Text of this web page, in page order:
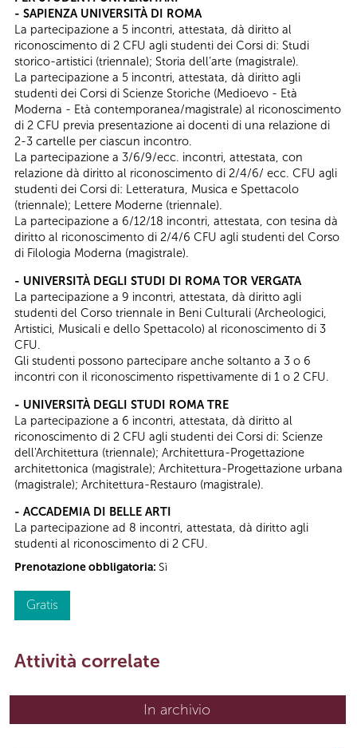
- SAPIENZA UNIVERSITÀ DI ROMA
La partecipazione a 5 incontri, attestata, dà diritto al
riconoscimento di 2 CFU agli studenti dei Corsi di: Studi
storico-artistici (triennale); Storia dell’arte (magistrale).
La partecipazione a 5 incontri, attestata, dà diritto agli
studenti dei Corsi di Scienze Storiche (Medioevo - Età
Moderna - Età contemporanea/magistrale) al riconoscimento
di 2 CFU previa presentazione ai docenti di una relazione di
2-3 cartelle per ciascun incontro.
La partecipazione a 3/6/9/ecc. incontri, attestata, con
relazione dà diritto al riconoscimento di 2/4/6/ ecc. CFU agli
studenti dei Corsi di: Letteratura, Musica e Spettacolo
(triennale); Lettere Moderne (triennale).
La partecipazione a 6/12/18 incontri, attestata, con tesina dà
diritto al riconoscimento di 2/4/6 CFU agli studenti del Corso
di Filologia Moderna (magistrale).
- UNIVERSITÀ DEGLI STUDI DI ROMA TOR VERGATA
La partecipazione a 9 incontri, attestata, dà diritto agli
studenti del Corso triennale in Beni Culturali (Archeologici,
Artistici, Musicali e dello Spettacolo) al riconoscimento di 3
CFU.
Gli studenti possono partecipare anche soltanto a 3 o 6
incontri con il riconoscimento rispettivamente di 1 o 2 CFU.
- UNIVERSITÀ DEGLI STUDI ROMA TRE
La partecipazione a 6 incontri, attestata, dà diritto al
riconoscimento di 2 CFU agli studenti dei Corsi di: Scienze
dell'Architettura (triennale); Architettura-Progettazione
architettonica (magistrale); Architettura-Progettazione urbana
(magistrale); Architettura-Restauro (magistrale).
- ACCADEMIA DI BELLE ARTI
La partecipazione ad 8 incontri, attestata, dà diritto agli
studenti al riconoscimento di 2 CFU.
Prenotazione obbligatoria: Sì
Gratis
Attività correlate
In archivio